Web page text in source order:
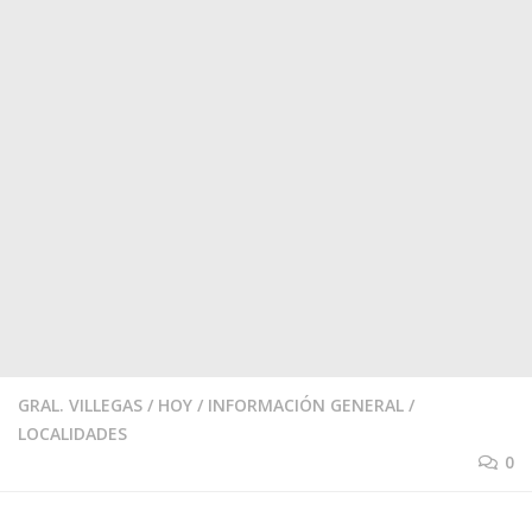
GRAL. VILLEGAS / HOY / INFORMACIÓN GENERAL /
LOCALIDADES
0